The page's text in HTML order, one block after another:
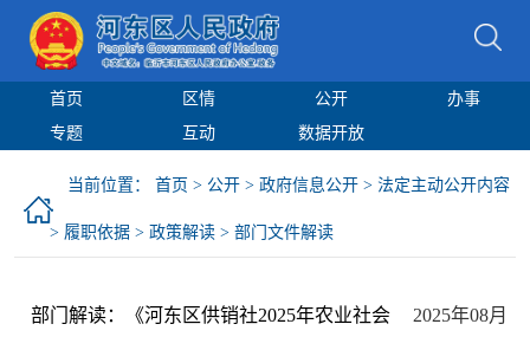
首页 区情 公开
办事
专题
互动 数据开放
当前位置： 首页 > 公开 > 政府信息公开 > 法定主动公开内容
> 履职依据 > 政策解读 > 部门文件解读
部门解读：《河东区供销社2025年农业社会 2025年08月